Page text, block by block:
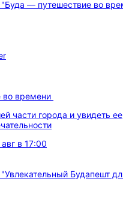
во времени
части города и увидеть ее
в 17:00